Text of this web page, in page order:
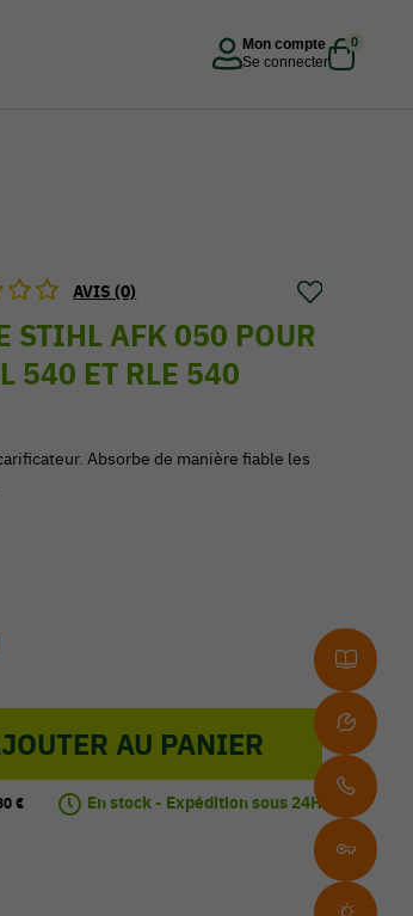
Mon compte
Se connecter
0
AVIS (0)
STIHL AFK 050 POUR
540 ET RLE 540
Absorbe de manière fiable les
AU PANIER
€ En stock - Expédition sous 24H